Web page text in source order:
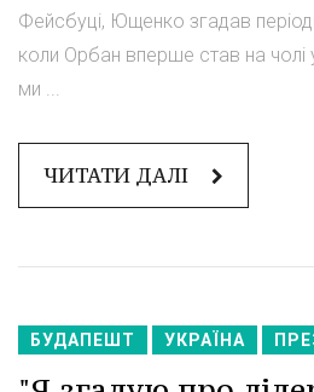
Фейсбуці, Ющенко згадав
коли Орбан вперше став на чолі
ми ...
ЧИТАТИ ДАЛІ
БУДАПЕШТ УКРАЇНА